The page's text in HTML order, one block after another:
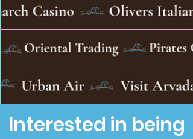
Interested in being